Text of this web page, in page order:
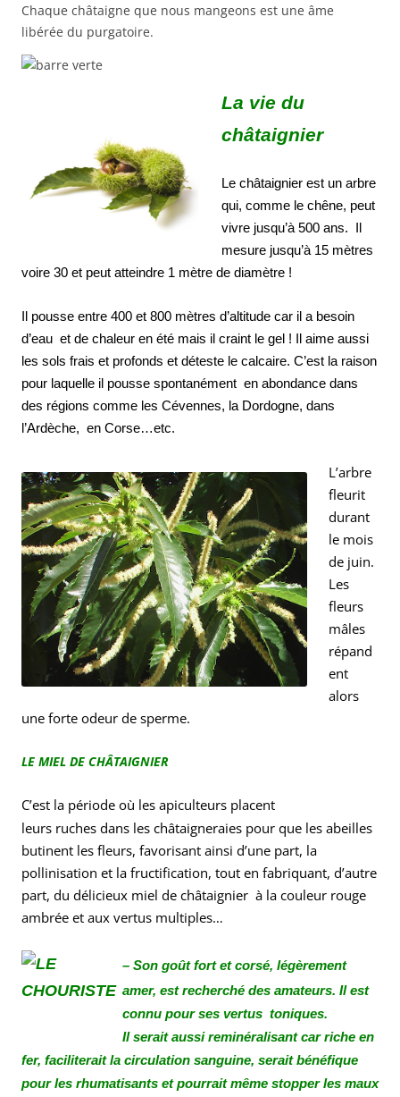
Chaque châtaigne que nous mangeons est une âme
libérée du purgatoire.
La vie du
châtaignier
Le châtaignier est un arbre
qui, comme le chêne, peut
vivre jusqu’à 500 ans. Il
mesure jusqu’à 15 mètres
voire 30 et peut atteindre 1 mètre de diamètre !
Il pousse entre 400 et 800 mètres d’altitude car il a besoin
d’eau et de chaleur en été mais il craint le gel !
Il aime aussi
les sols frais et profonds et déteste le calcaire. C’est la raison
pour laquelle il pousse spontanément en abondance dans
des régions comme les Cévennes, la Dordogne, dans
l’Ardèche, en Corse…etc.
L’arbre
fleurit
durant
le mois
de juin.
Les
fleurs
mâles
répand
ent
alors
une forte odeur de sperme.
LE MIEL DE CHÂTAIGNIER
C’est la période où les apiculteurs placent
leurs ruches dans les châtaigneraies pour que les abeilles
butinent les fleurs, favorisant ainsi d’une part, la
pollinisation et la fructification, tout en fabriquant, d’autre
part, du délicieux miel de châtaignier à la couleur rouge
ambrée et aux vertus multiples…
– Son goût fort et corsé, légèrement
amer, est recherché des amateurs. Il est
connu pour ses vertus toniques.
Il serait aussi reminéralisant car riche en
fer, faciliterait la circulation sanguine, serait bénéfique
pour les rhumatisants et pourrait même stopper les maux